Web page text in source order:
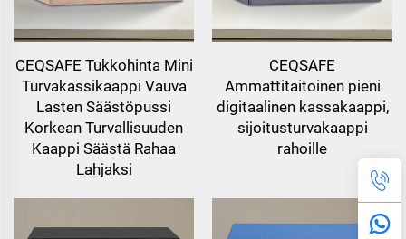
CEQSAFE Tukkohinta Mini
Turvakassikaappi Vauva
Lasten Säästöpussi
Korkean Turvallisuuden
Kaappi Säästä Rahaa
Lahjaksi
CEQSAFE
Ammattitaitoinen pieni
digitaalinen kassakaappi,
sijoitusturvakaappi
rahoille